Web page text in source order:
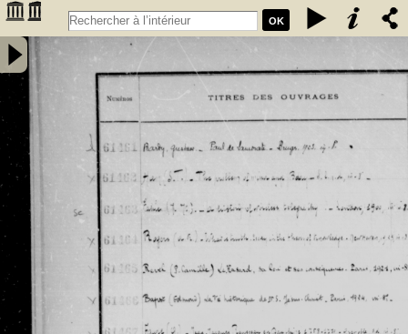
OK
Inventaire des fonds patrimoniaux lettres et sciences des
bibliothèques universitaires de Bordeaux. Registre 42. Numéros
d'inventaire de FR 61461 à FR 62480 - Université de Bordeaux
(1441-1970)